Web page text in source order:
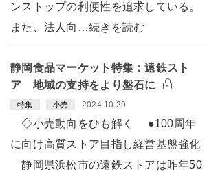
ンストップの利便性を追求している。
また、法人向…続きを読む
静岡食品マーケット特集：遠鉄スト
ア 地域の支持をより盤石に
特集 小売 2024.10.29
◇小売動向をひも解く ●100周年
に向け高質ストア目指し経営基盤強化
静岡県浜松市の遠鉄ストアは昨年50